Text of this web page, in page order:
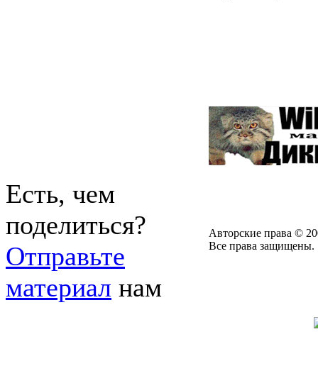
Есть, чем
поделиться?
Отправьте
материал нам
Авторские права ©
Все права защищены.